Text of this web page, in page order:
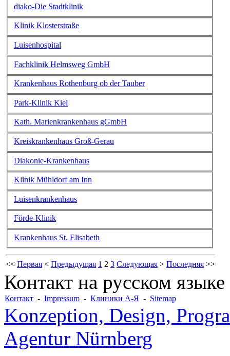
diako-Die Stadtklinik
Klinik Klosterstraße
Luisenhospital
Fachklinik Helmsweg GmbH
Krankenhaus Rothenburg ob der Tauber
Park-Klinik Kiel
Kath. Marienkrankenhaus gGmbH
Kreiskrankenhaus Groß-Gerau
Diakonie-Krankenhaus
Klinik Mühldorf am Inn
Luisenkrankenhaus
Förde-Klinik
Krankenhaus St. Elisabeth
<< Первая < Предыдущая 1 2 3 Следующая > Последняя >>
Контакт на русском
Контакт - Impressum - Клиники А-Я - Sitemap
Konzeption, Design,
Agentur Nürnberg